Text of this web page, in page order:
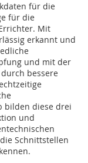
für die
für die
Mit
erkannt und
und mit der
bessere
bilden diese drei
und
Schnittstellen